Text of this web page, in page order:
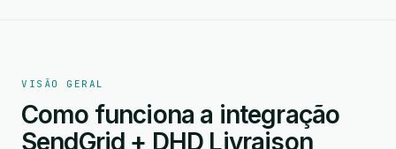
VISÃO GERAL
Como funciona a integração
SendGrid + DHD Livraison